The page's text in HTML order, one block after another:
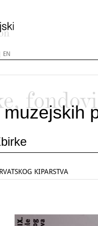
EN
fondovi
KIPARSTVA